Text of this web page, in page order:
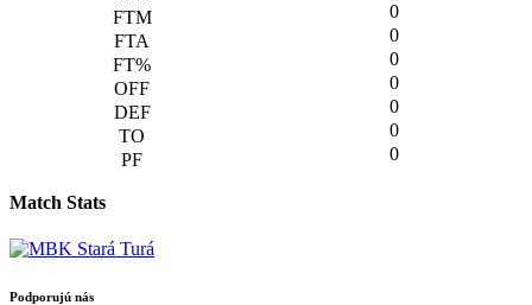
0
0
0
0
0
0
0
Match Stats
Podporujú nás